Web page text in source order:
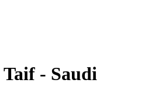
Taif - Saudi